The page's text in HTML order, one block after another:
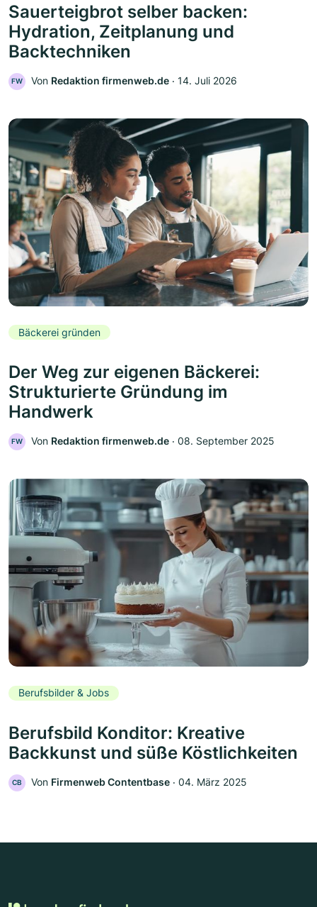
Sauerteigbrot selber backen:
Hydration, Zeitplanung und
Backtechniken
FW Von Redaktion firmenweb.de ‧ 14. Juli 2026
Bäckerei gründen
Der Weg zur eigenen Bäckerei:
Strukturierte Gründung im
Handwerk
FW Von Redaktion firmenweb.de ‧ 08. September 2025
Berufsbilder & Jobs
Berufsbild Konditor: Kreative
Backkunst und süße Köstlichkeiten
CB Von Firmenweb Contentbase ‧ 04. März 2025